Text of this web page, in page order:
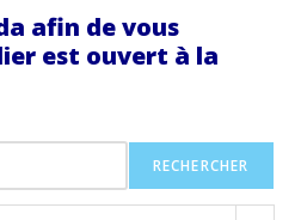
afin de vous
est ouvert à la
RECHERCHER